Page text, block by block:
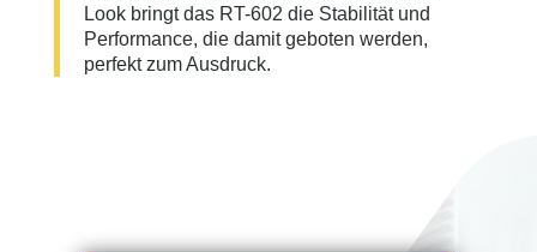
Look bringt das RT-602 die Stabilität und
Performance, die damit geboten werden,
perfekt zum Ausdruck.